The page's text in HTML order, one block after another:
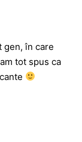
gen, în care
tot spus ca